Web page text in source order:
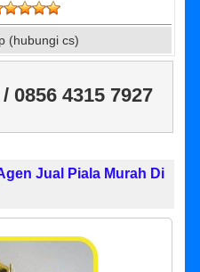
(hubungi cs)
0856 4315 7927
Jual Piala Murah Di